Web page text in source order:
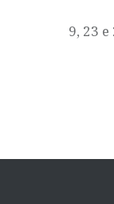
9, 23